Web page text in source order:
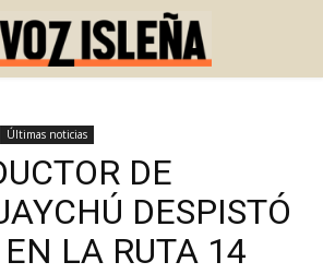
Últimas noticias
DE
DESPISTÓ
LA RUTA 14